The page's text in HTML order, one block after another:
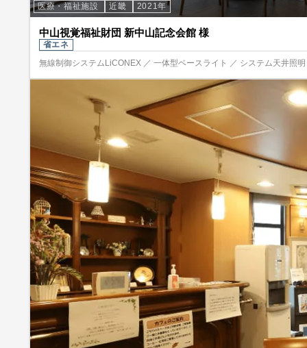
医療・福祉施設 近畿 2021年
中山視覚福祉財団 新中山記念会館 様
省エネ
無線制御システムLiCONEX ／ 一体型ベースライト ／ システム天井照